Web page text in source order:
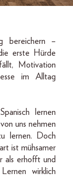
bereichern –
erste Hürde
Motivation
im Alltag
lernen
uns nehmen
lernen. Doch
ist mühsamer
als erhofft und
wirklich